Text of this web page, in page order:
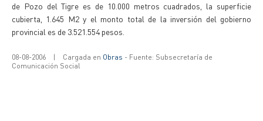
de Pozo del Tigre es de 10.000 metros cuadrados, la superficie
cubierta, 1.645 M2 y el monto total de la inversión del gobierno
provincial es de 3.521.554 pesos.
08-08-2006 | Cargada en Obras - Fuente: Subsecretaría de
Comunicación Social